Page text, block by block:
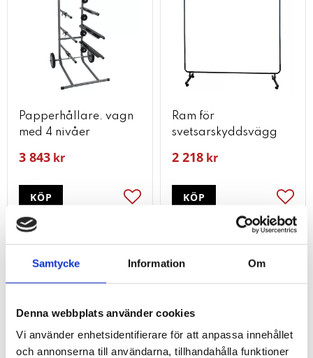
Samtycke Information Om
Denna webbplats använder cookies
Vi använder enhetsidentifierare för att anpassa innehållet
och annonserna till användarna, tillhandahålla funktioner
Papperhållare. vagn
med 4 nivåer
3 843 kr
Lägg till i favoriter
KÖP
Ram för
svetsarskyddsvägg
2 218 kr
KÖP